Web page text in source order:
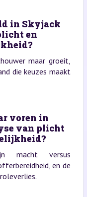
in Skyjack
en
maar groeit,
die keuzes maakt
voren in
van plicht
macht versus
en de